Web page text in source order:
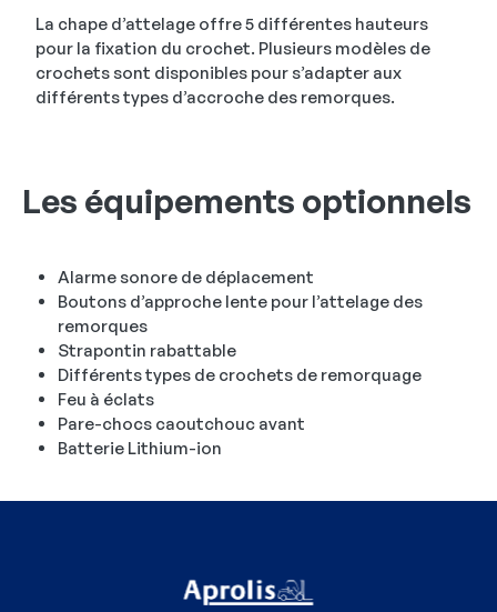
La chape d’attelage offre 5 différentes hauteurs
pour la fixation du crochet. Plusieurs modèles de
crochets sont disponibles pour s’adapter aux
différents types d’accroche des remorques.
Les équipements optionnels
Alarme sonore de déplacement
Boutons d’approche lente pour l’attelage des
remorques
Strapontin rabattable
Différents types de crochets de remorquage
Feu à éclats
Pare-chocs caoutchouc avant
Batterie Lithium-ion